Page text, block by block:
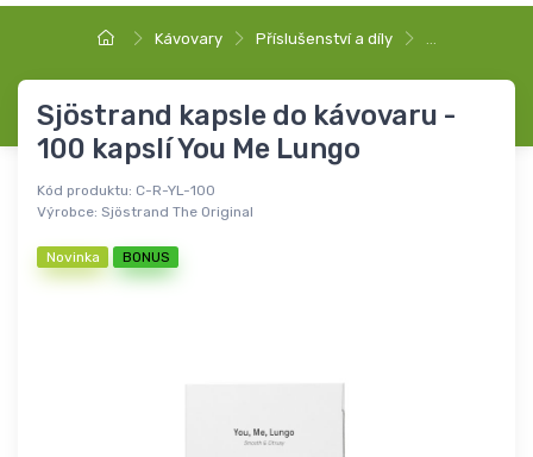
Kávovary Příslušenství a díly
Sjöstrand kapsle do kávovaru -
100 kapslí You Me Lungo
Kód produktu: C-R-YL-100
Výrobce: Sjöstrand The Original
Novinka BONUS